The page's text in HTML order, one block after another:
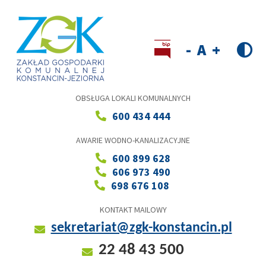
OBSŁUGA LOKALI KOMUNALNYCH
600 434 444
AWARIE WODNO-KANALIZACYJNE
600 899 628
606 973 490
698 676 108
KONTAKT MAILOWY
sekretariat@zgk-konstancin.pl
22 48 43 500
size